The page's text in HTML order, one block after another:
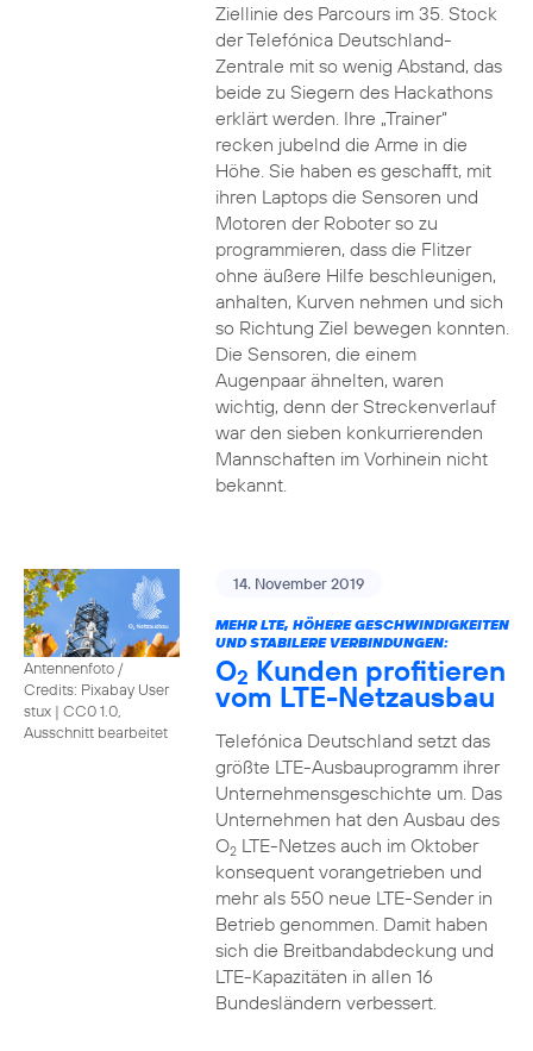
Ziellinie des Parcours im 35. Stock
der Telefónica Deutschland-
Zentrale mit so wenig Abstand, das
beide zu Siegern des Hackathons
erklärt werden. Ihre „Trainer“
recken jubelnd die Arme in die
Höhe. Sie haben es geschafft, mit
ihren Laptops die Sensoren und
Motoren der Roboter so zu
programmieren, dass die Flitzer
ohne äußere Hilfe beschleunigen,
anhalten, Kurven nehmen und sich
so Richtung Ziel bewegen konnten.
Die Sensoren, die einem
Augenpaar ähnelten, waren
wichtig, denn der Streckenverlauf
war den sieben konkurrierenden
Mannschaften im Vorhinein nicht
bekannt.
Antennenfoto /
Credits: Pixabay User
stux | CC0 1.0,
Ausschnitt bearbeitet
14. November 2019
MEHR LTE, HÖHERE GESCHWINDIGKEITEN
UND STABILERE VERBINDUNGEN:
O2 Kunden profitieren
vom LTE-Netzausbau
Telefónica Deutschland setzt das
größte LTE-Ausbauprogramm ihrer
Unternehmensgeschichte um. Das
Unternehmen hat den Ausbau des
O2LTE-Netzes auch im Oktober
konsequent vorangetrieben und
mehr als 550 neue LTE-Sender in
Betrieb genommen. Damit haben
sich die Breitbandabdeckung und
LTE-Kapazitäten in allen 16
Bundesländern verbessert.